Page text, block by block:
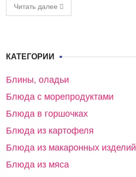
Читать далее
КАТЕГОРИИ
Блины, оладьи
Блюда с морепродуктами
Блюда в горшочках
Блюда из картофеля
Блюда из макаронных изделий
Блюда из мяса